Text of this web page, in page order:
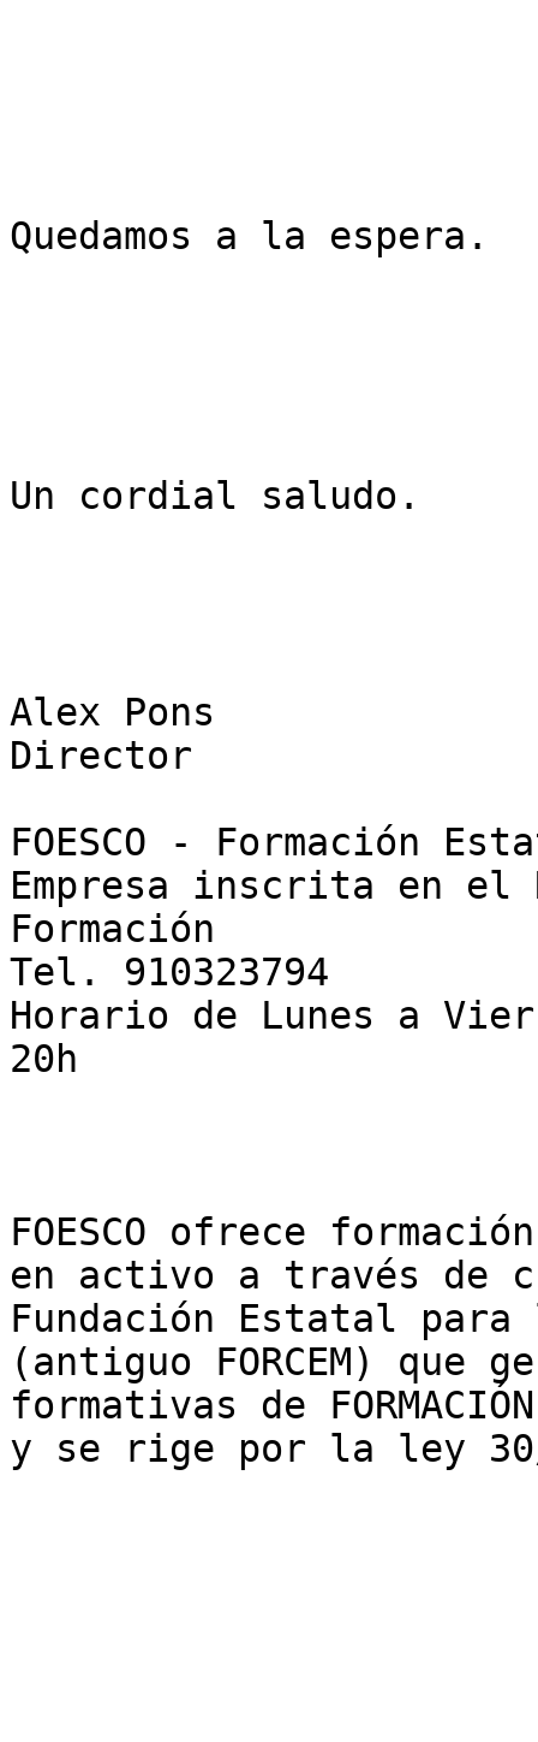
Quedamos a la espera.
Un cordial saludo.
Alex Pons
Director
FOESCO - Formación
Empresa inscrita en el
Formación
Tel. 910323794
Horario de Lunes a
20h
FOESCO ofrece
en activo a través de
Fundación Estatal para
(antiguo FORCEM) que
formativas de
y se rige por la ley 30/